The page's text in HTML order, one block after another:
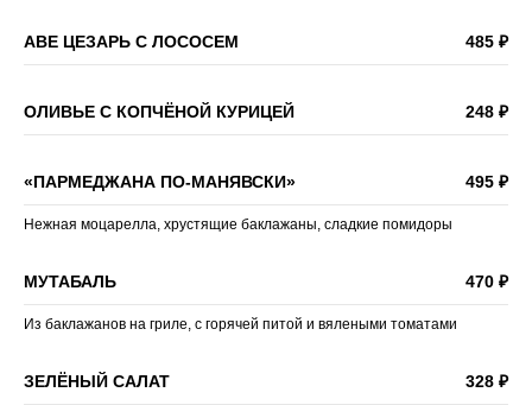
АВЕ ЦЕЗАРЬ С ЛОСОСЕМ 485 ₽
ОЛИВЬЕ С КОПЧЁНОЙ КУРИЦЕЙ 248 ₽
«ПАРМЕДЖАНА ПО-МАНЯВСКИ» 495 ₽
Нежная моцарелла, хрустящие баклажаны, сладкие помидоры
МУТАБАЛЬ 470 ₽
Из баклажанов на гриле, с горячей питой и вялеными томатами
ЗЕЛЁНЫЙ САЛАТ 328 ₽